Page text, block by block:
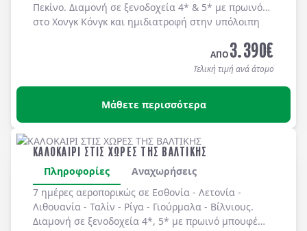
Πεκίνο. Διαμονή σε ξενοδοχεία 4* & 5* με πρωινό
στο Χονγκ Κόνγκ και ημιδιατροφή στην υπόλοιπη
ΑΠΟ3.390€
Τελική τιμή ανά άτομο
Μάθετε περισσότερα
ΚΑΛΟΚΑΙΡΙ ΣΤΙΣ ΧΩΡΕΣ ΤΗΣ ΒΑΛΤΙΚΗΣ
Πληροφορίες
Αναχωρήσεις
7 ημέρες αεροπορικώς σε Εσθονία - Λετονία -
Λιθουανία - Ταλίν - Ρίγα - Γιούρμαλα - Βίλνιους.
Διαμονή σε ξενοδοχεία 4*, 5* με πρωινό μπουφέ